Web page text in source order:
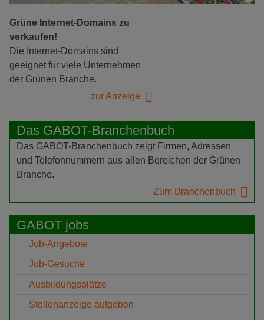
Grüne Internet-Domains zu
verkaufen!
Die Internet-Domains sind
geeignet für viele Unternehmen
der Grünen Branche.
zur Anzeige
Das GABOT-Branchenbuch
Das GABOT-Branchenbuch zeigt Firmen, Adressen
und Telefonnummern aus allen Bereichen der Grünen
Branche.
Zum Branchenbuch
GABOT jobs
Job-Angebote
Job-Gesuche
Ausbildungsplätze
Stellenanzeige aufgeben